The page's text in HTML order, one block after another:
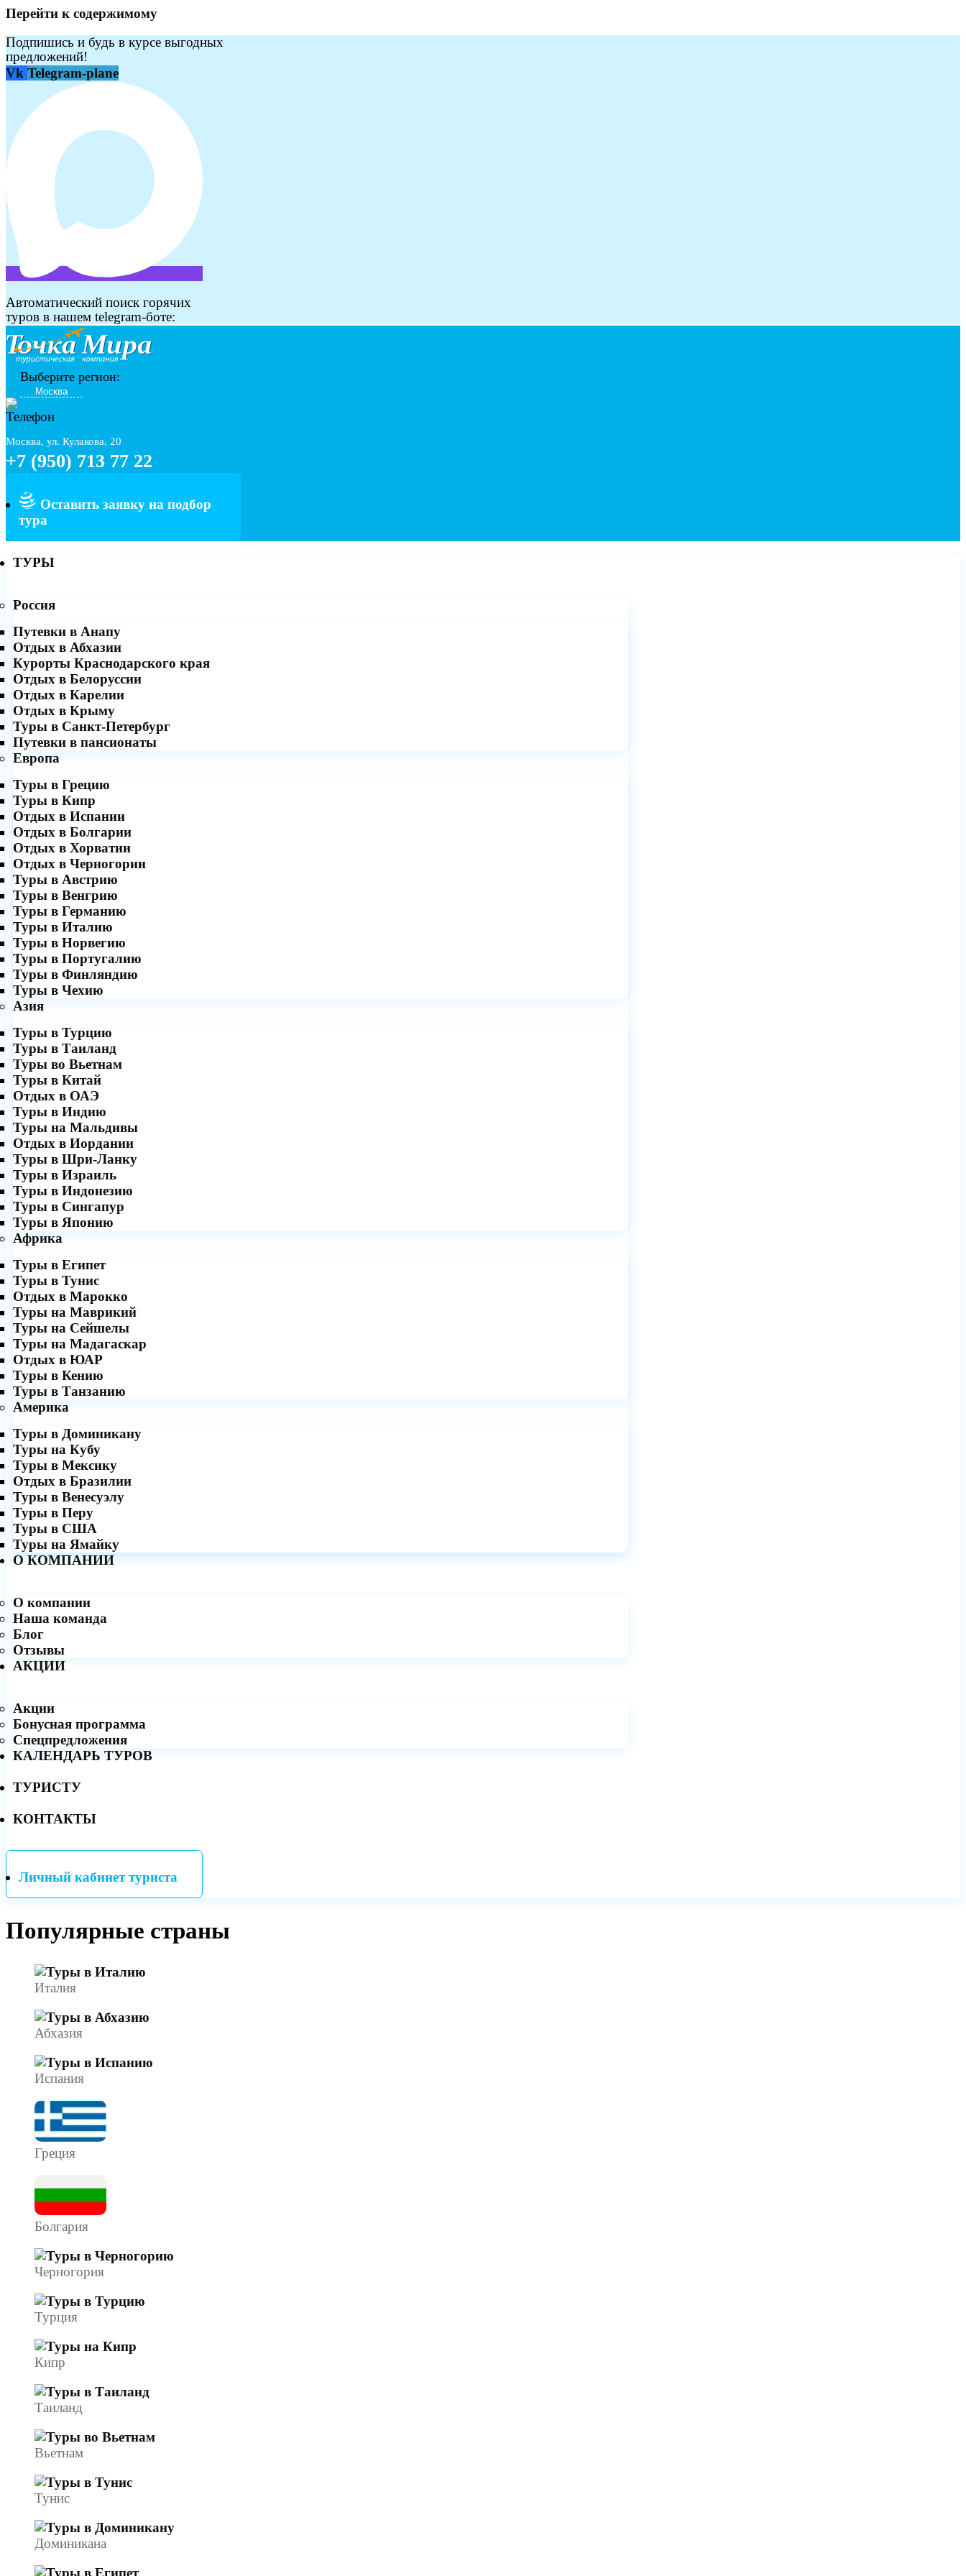
Перейти к содержимому
Подпишись и будь в курсе выгодных
предложений!
Vk Telegram-plane
Автоматический поиск горячих
туров в нашем telegram-боте:
Выберите регион:
Москва, ул. Кулакова, 20
+7 (950) 713 77 22
Оставить заявку на подбор
тура
ТУРЫ
Россия
Путевки в Анапу
Отдых в Абхазии
Курорты Краснодарского края
Отдых в Белоруссии
Отдых в Карелии
Отдых в Крыму
Туры в Санкт-Петербург
Путевки в пансионаты
Европа
Туры в Грецию
Туры в Кипр
Отдых в Испании
Отдых в Болгарии
Отдых в Хорватии
Отдых в Черногории
Туры в Австрию
Туры в Венгрию
Туры в Германию
Туры в Италию
Туры в Норвегию
Туры в Португалию
Туры в Финляндию
Туры в Чехию
Азия
Туры в Турцию
Туры в Таиланд
Туры во Вьетнам
Туры в Китай
Отдых в ОАЭ
Туры в Индию
Туры на Мальдивы
Отдых в Иордании
Туры в Шри-Ланку
Туры в Израиль
Туры в Индонезию
Туры в Сингапур
Туры в Японию
Африка
Туры в Египет
Туры в Тунис
Отдых в Марокко
Туры на Маврикий
Туры на Сейшелы
Туры на Мадагаскар
Отдых в ЮАР
Туры в Кению
Туры в Танзанию
Америка
Туры в Доминикану
Туры на Кубу
Туры в Мексику
Отдых в Бразилии
Туры в Венесуэлу
Туры в Перу
Туры в США
Туры на Ямайку
О КОМПАНИИ
О компании
Наша команда
Блог
Отзывы
АКЦИИ
Акции
Бонусная программа
Спецпредложения
КАЛЕНДАРЬ ТУРОВ
ТУРИСТУ
КОНТАКТЫ
Личный кабинет туриста
Популярные страны
Италия
Абхазия
Испания
Греция
Болгария
Черногория
Турция
Кипр
Таиланд
Вьетнам
Тунис
Доминикана